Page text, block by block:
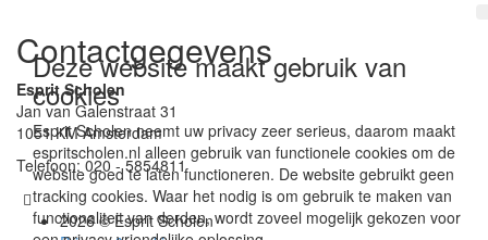
Contactgegevens
Esprit Scholen
Jan van Galenstraat 31
1051 KM Amsterdam
Telefoon: 020 - 5854811
2026 © Esprit Scholen
Deze website maakt gebruik van
cookies
Esprit Scholen neemt uw privacy zeer serieus, daarom maakt
espritscholen.nl alleen gebruik van functionele cookies om de
website goed te laten functioneren. De website gebruikt geen
tracking cookies. Waar het nodig is om gebruik te maken van
functionaliteit van derden, wordt zoveel mogelijk gekozen voor